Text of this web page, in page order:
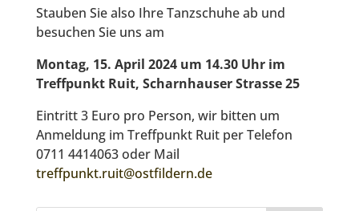
Stauben Sie also Ihre Tanzschuhe ab und
besuchen Sie uns am
Montag, 15. April 2024 um 14.30 Uhr im
Treffpunkt Ruit, Scharnhauser Strasse 25
Eintritt 3 Euro pro Person, wir bitten um
Anmeldung im Treffpunkt Ruit per Telefon
0711 4414063 oder Mail
treffpunkt.ruit@ostfildern.de